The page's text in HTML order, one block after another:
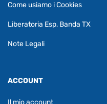
Come usiamo i Cookies
Liberatoria Esp, Banda TX
Note Legali
ACCOUNT
Il mio account